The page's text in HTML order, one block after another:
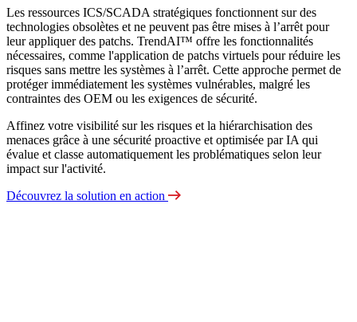
Les ressources ICS/SCADA stratégiques fonctionnent sur des
technologies obsolètes et ne peuvent pas être mises à l’arrêt pour
leur appliquer des patchs. TrendAI™ offre les fonctionnalités
nécessaires, comme l'application de patchs virtuels pour réduire les
risques sans mettre les systèmes à l’arrêt. Cette approche permet de
protéger immédiatement les systèmes vulnérables, malgré les
contraintes des OEM ou les exigences de sécurité.
Affinez votre visibilité sur les risques et la hiérarchisation des
menaces grâce à une sécurité proactive et optimisée par IA qui
évalue et classe automatiquement les problématiques selon leur
impact sur l'activité.
Découvrez la solution en action